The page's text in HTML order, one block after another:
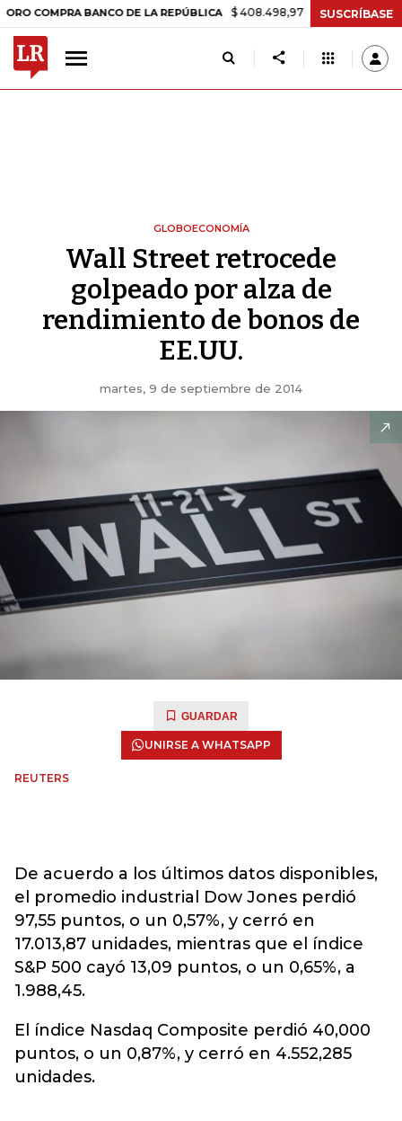
BANCO DE LA REPÚBLICA $ 408.498,97 +$ 8.753,81 +2,19%
SUSCRÍBASE
GLOBOECONOMÍA
Wall Street retrocede
golpeado por alza de
rendimiento de bonos de
EE.UU.
martes, 9 de septiembre de 2014
GUARDAR
UNIRSE A WHATSAPP
REUTERS
De acuerdo a los últimos datos disponibles,
el promedio industrial Dow Jones perdió
97,55 puntos, o un 0,57%, y cerró en
17.013,87 unidades, mientras que el índice
S&P 500 cayó 13,09 puntos, o un 0,65%, a
1.988,45.
El índice Nasdaq Composite perdió 40,000
puntos, o un 0,87%, y cerró en 4.552,285
unidades.